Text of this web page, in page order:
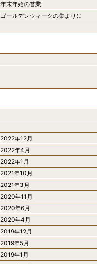
年末年始の営業
ゴールデンウィークの集まりに
2022年12月
2022年4月
2022年1月
2021年10月
2021年3月
2020年11月
2020年6月
2020年4月
2019年12月
2019年5月
2019年1月